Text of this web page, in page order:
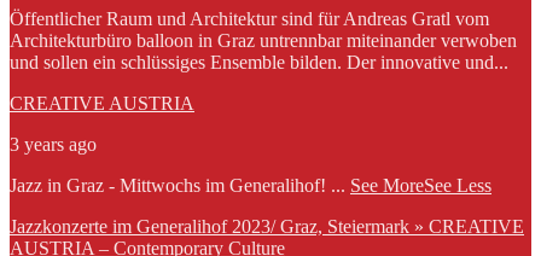
Öffentlicher Raum und Architektur sind für Andreas Gratl vom
Architekturbüro balloon in Graz untrennbar miteinander verwoben
und sollen ein schlüssiges Ensemble bilden. Der innovative und...
CREATIVE AUSTRIA
3 years ago
Jazz in Graz - Mittwochs im Generalihof! ... See MoreSee Less
Jazzkonzerte im Generalihof 2023/ Graz, Steiermark » CREATIVE
AUSTRIA – Contemporary Culture